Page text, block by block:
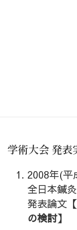
学術大会 発表
2008年(平
全日本鍼
発表論文
の検討】